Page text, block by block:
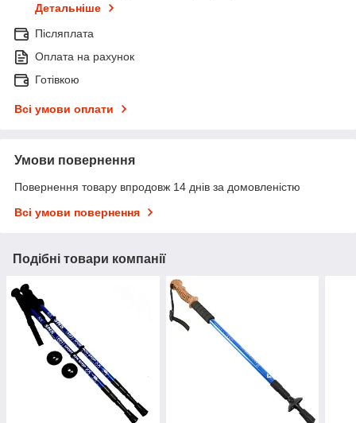
Детальніше
Післяплата
Оплата на рахунок
Готівкою
Всі умови оплати
Умови повернення
Повернення товару впродовж 14 днів за домовленістю
Всі умови повернення
Подібні товари компанії